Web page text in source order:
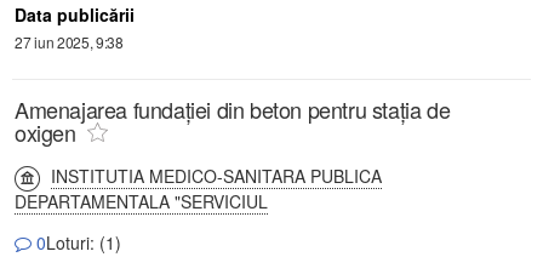
Data publicării
27 iun 2025, 9:38
Amenajarea fundației din beton pentru stația de
oxigen
INSTITUTIA MEDICO-SANITARA PUBLICA
DEPARTAMENTALA "SERVICIUL
0Loturi: (1)